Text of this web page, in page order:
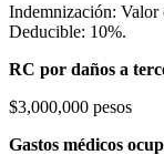
Indemnización: Valor
Deducible: 10%.
RC por daños a
$3,000,000 pesos
Gastos médicos